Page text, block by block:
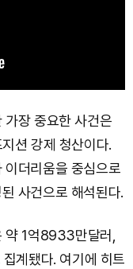
장 중요한 사건은
션 강제 청산이다.
이더리움을 중심으로
사건으로 해석된다.
약 1억8933만달러,
계됐다. 여기에 히트